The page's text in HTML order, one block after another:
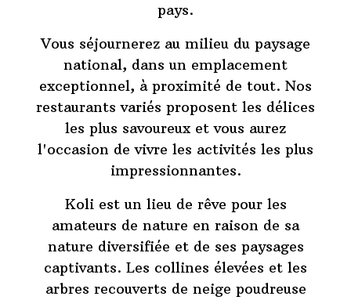
pays.
Vous séjournerez au milieu du paysage
national, dans un emplacement
exceptionnel, à proximité de tout. Nos
restaurants variés proposent les délices
les plus savoureux et vous aurez
l'occasion de vivre les activités les plus
impressionnantes.
Koli est un lieu de rêve pour les
amateurs de nature en raison de sa
nature diversifiée et de ses paysages
captivants. Les collines élevées et les
arbres recouverts de neige poudreuse